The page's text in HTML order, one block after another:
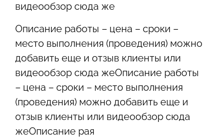
видеообзор сюда же
Описание работы – цена – сроки –
место выполнения (проведения) можно
добавить еще и отзыв клиенты или
видеообзор сюда жеОписание работы
– цена – сроки – место выполнения
(проведения) можно добавить еще и
отзыв клиенты или видеообзор сюда
жеОписание рая